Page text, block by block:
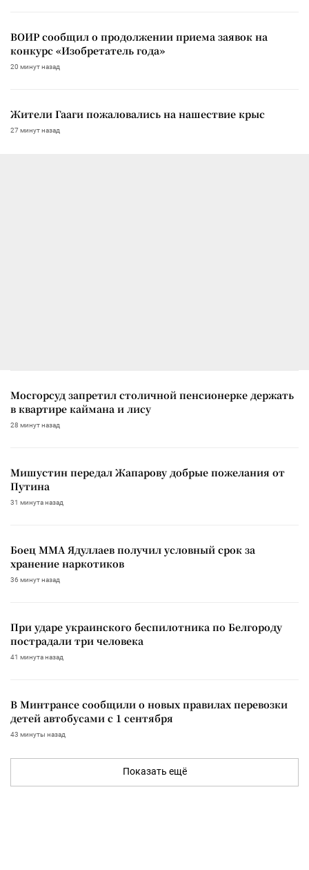
ВОИР сообщил о продолжении приема заявок на
конкурс «Изобретатель года»
20 минут назад
Жители Гааги пожаловались на нашествие крыс
27 минут назад
Мосгорсуд запретил столичной пенсионерке держать
в квартире каймана и лису
28 минут назад
Мишустин передал Жапарову добрые пожелания от
Путина
31 минута назад
Боец ММА Ядуллаев получил условный срок за
хранение наркотиков
36 минут назад
При ударе украинского беспилотника по Белгороду
пострадали три человека
41 минута назад
В Минтрансе сообщили о новых правилах перевозки
детей автобусами с 1 сентября
43 минуты назад
Показать ещё